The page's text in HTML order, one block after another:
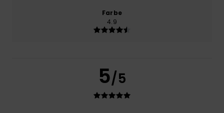
Farbe
4.9
5/5